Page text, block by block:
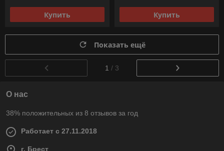
Купить Купить
Показать ещё
1 / 3
О нас
38% положительных из 8 отзывов за год
Работает с 27.11.2018
г. Брест